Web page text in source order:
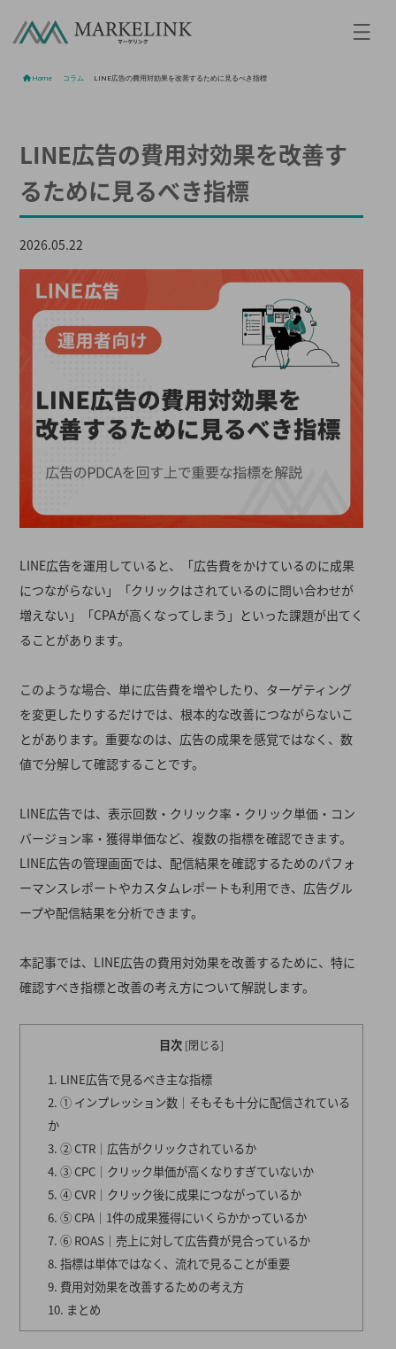
Home コラム LINE広告の費用対効果を改善するために見るべき指標
LINE広告の費用対効果を改善す
るために見るべき指標
2026.05.22
LINE広告を運用していると、「広告費をかけているのに成果
につながらない」「クリックはされているのに問い合わせが
増えない」「CPAが高くなってしまう」といった課題が出てく
ることがあります。
このような場合、単に広告費を増やしたり、ターゲティング
を変更したりするだけでは、根本的な改善につながらないこ
とがあります。重要なのは、広告の成果を感覚ではなく、数
値で分解して確認することです。
LINE広告では、表示回数・クリック率・クリック単価・コン
バージョン率・獲得単価など、複数の指標を確認できます。
LINE広告の管理画面では、配信結果を確認するためのパフォ
ーマンスレポートやカスタムレポートも利用でき、広告グル
ープや配信結果を分析できます。
本記事では、LINE広告の費用対効果を改善するために、特に
確認すべき指標と改善の考え方について解説します。
目次 [閉じる]
LINE広告で見るべき主な指標
① インプレッション数｜そもそも十分に配信されている
か
② CTR｜広告がクリックされているか
③ CPC｜クリック単価が高くなりすぎていないか
④ CVR｜クリック後に成果につながっているか
⑤ CPA｜1件の成果獲得にいくらかかっているか
⑥ ROAS｜売上に対して広告費が見合っているか
指標は単体ではなく、流れで見ることが重要
費用対効果を改善するための考え方
まとめ